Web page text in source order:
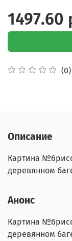
(0)
1497.60
Описание
Картина
деревянном
Анонс
Картина
деревянном